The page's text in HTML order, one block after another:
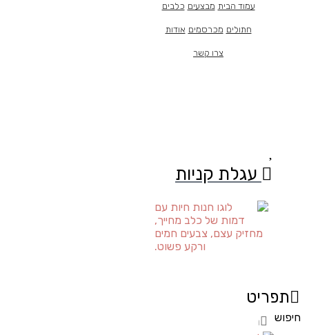
עמוד הבית מבצעים כלבים
חתולים מכרסמים אודות
צרו קשר
עגלת קניות
תפריט
חיפוש חיפוש